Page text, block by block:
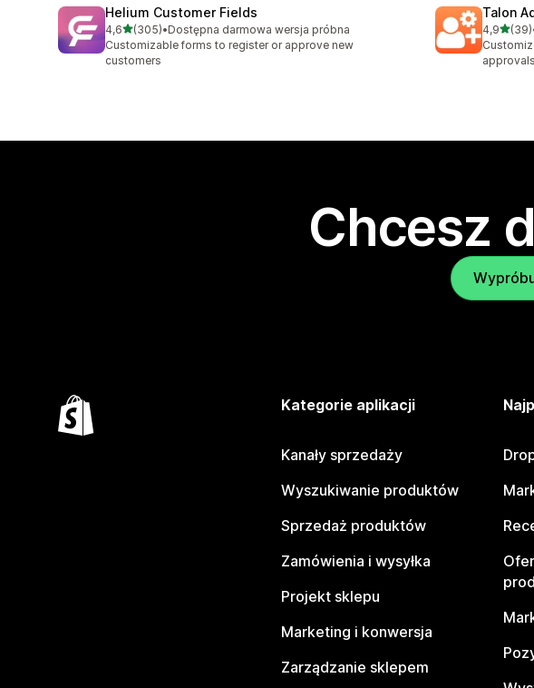
Helium Customer Fields
4,6na 5 gwiazdek
(305)
Łączna liczba recenzji: 305
•Dostępna darmowa wersja próbna
Customizable forms to register or approve new
customers
Talon
4,9na 5
(39)
Łączna
approvals
Chcesz
Kategorie aplikacji
Kanały sprzedaży
Wyszukiwanie produktów
Sprzedaż produktów
Zamówienia i wysyłka
Projekt sklepu
Marketing i konwersja
Zarządzanie sklepem